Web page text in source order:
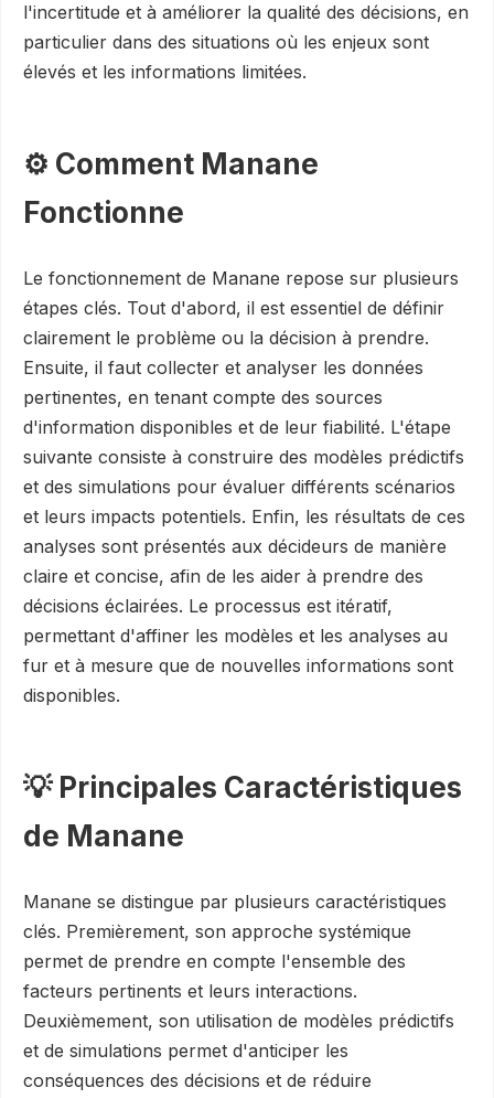
l'incertitude et à améliorer la qualité des décisions, en
particulier dans des situations où les enjeux sont
élevés et les informations limitées.
⚙️ Comment Manane
Fonctionne
Le fonctionnement de Manane repose sur plusieurs
étapes clés. Tout d'abord, il est essentiel de définir
clairement le problème ou la décision à prendre.
Ensuite, il faut collecter et analyser les données
pertinentes, en tenant compte des sources
d'information disponibles et de leur fiabilité. L'étape
suivante consiste à construire des modèles prédictifs
et des simulations pour évaluer différents scénarios
et leurs impacts potentiels. Enfin, les résultats de ces
analyses sont présentés aux décideurs de manière
claire et concise, afin de les aider à prendre des
décisions éclairées. Le processus est itératif,
permettant d'affiner les modèles et les analyses au
fur et à mesure que de nouvelles informations sont
disponibles.
💡 Principales Caractéristiques
de Manane
Manane se distingue par plusieurs caractéristiques
clés. Premièrement, son approche systémique
permet de prendre en compte l'ensemble des
facteurs pertinents et leurs interactions.
Deuxièmement, son utilisation de modèles prédictifs
et de simulations permet d'anticiper les
conséquences des décisions et de réduire